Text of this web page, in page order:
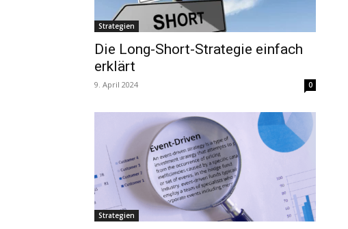
Strategien
Die Long-Short-Strategie einfach
erklärt
9. April 2024 0
Strategien